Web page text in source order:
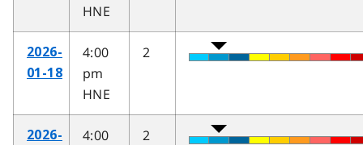
HNE
2026-
01-18
4:00
pm
HNE
2
2026-
4:00
2